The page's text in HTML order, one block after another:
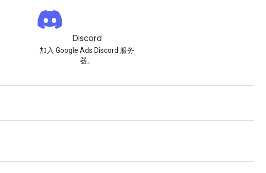
Discord
加入 Google Ads Discord 服务
器。